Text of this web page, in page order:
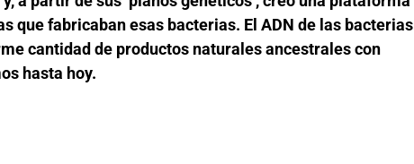
que fabricaban esas bacterias. El ADN de las bacterias
cantidad de productos naturales ancestrales con
hasta hoy.